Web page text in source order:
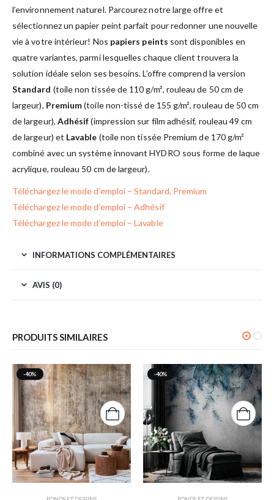
l’environnement naturel. Parcourez notre large offre et
sélectionnez un papier peint parfait pour redonner une nouvelle
vie à votre intérieur! Nos papiers peints sont disponibles en
quatre variantes, parmi lesquelles chaque client trouvera la
solution idéale selon ses besoins. L’offre comprend la version
Standard (toile non tissée de 110 g/m², rouleau de 50 cm de
largeur), Premium(toile non-tissé de 155 g/m², rouleau de 50 cm
de largeur), Adhésif(impression sur film adhésif, rouleau 49 cm
de largeur) et Lavable (toile non tissée Premium de 170 g/m²
combiné avec un système innovant HYDRO sous forme de laque
acrylique, rouleau 50 cm de largeur).
Téléchargez le mode d’emploi – Standard, Premium
Téléchargez le mode d’emploi – Adhésif
Téléchargez le mode d’emploi – Lavable
INFORMATIONS COMPLÉMENTAIRES
AVIS (0)
PRODUITS SIMILAIRES
-40% -40%